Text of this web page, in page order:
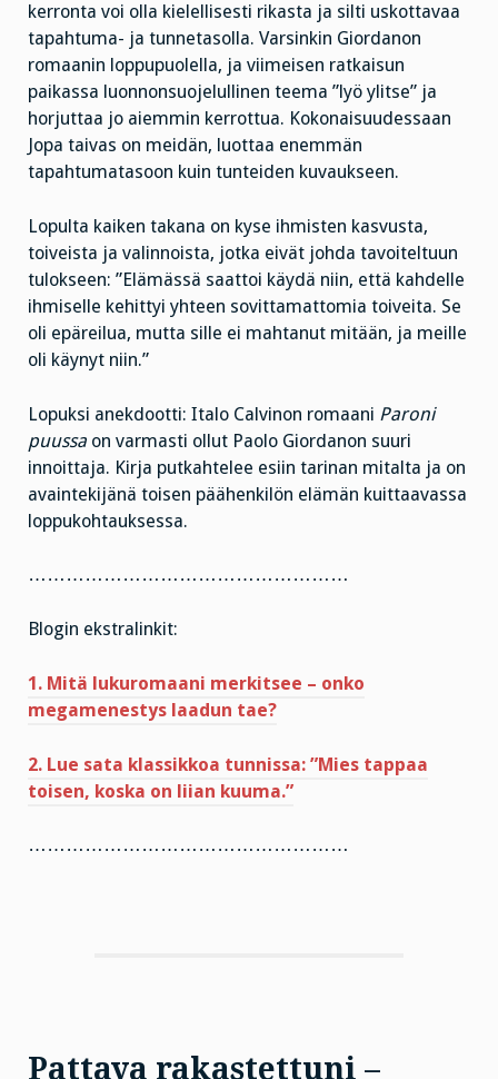
kerronta voi olla kielellisesti rikasta ja silti uskottavaa
tapahtuma- ja tunnetasolla. Varsinkin Giordanon
romaanin loppupuolella, ja viimeisen ratkaisun
paikassa luonnonsuojelullinen teema ”lyö ylitse” ja
horjuttaa jo aiemmin kerrottua. Kokonaisuudessaan
Jopa taivas on meidän, luottaa enemmän
tapahtumatasoon kuin tunteiden kuvaukseen.
Lopulta kaiken takana on kyse ihmisten kasvusta,
toiveista ja valinnoista, jotka eivät johda tavoiteltuun
tulokseen: ”Elämässä saattoi käydä niin, että kahdelle
ihmiselle kehittyi yhteen sovittamattomia toiveita. Se
oli epäreilua, mutta sille ei mahtanut mitään, ja meille
oli käynyt niin.”
Lopuksi anekdootti: Italo Calvinon romaani Paroni
puussa on varmasti ollut Paolo Giordanon suuri
innoittaja. Kirja putkahtelee esiin tarinan mitalta ja on
avaintekijänä toisen päähenkilön elämän kuittaavassa
loppukohtauksessa.
……………………………………………
Blogin ekstralinkit:
1. Mitä lukuromaani merkitsee – onko
megamenestys laadun tae?
2. Lue sata klassikkoa tunnissa: ”Mies tappaa
toisen, koska on liian kuuma.”
……………………………………………
Pattaya rakastettuni –